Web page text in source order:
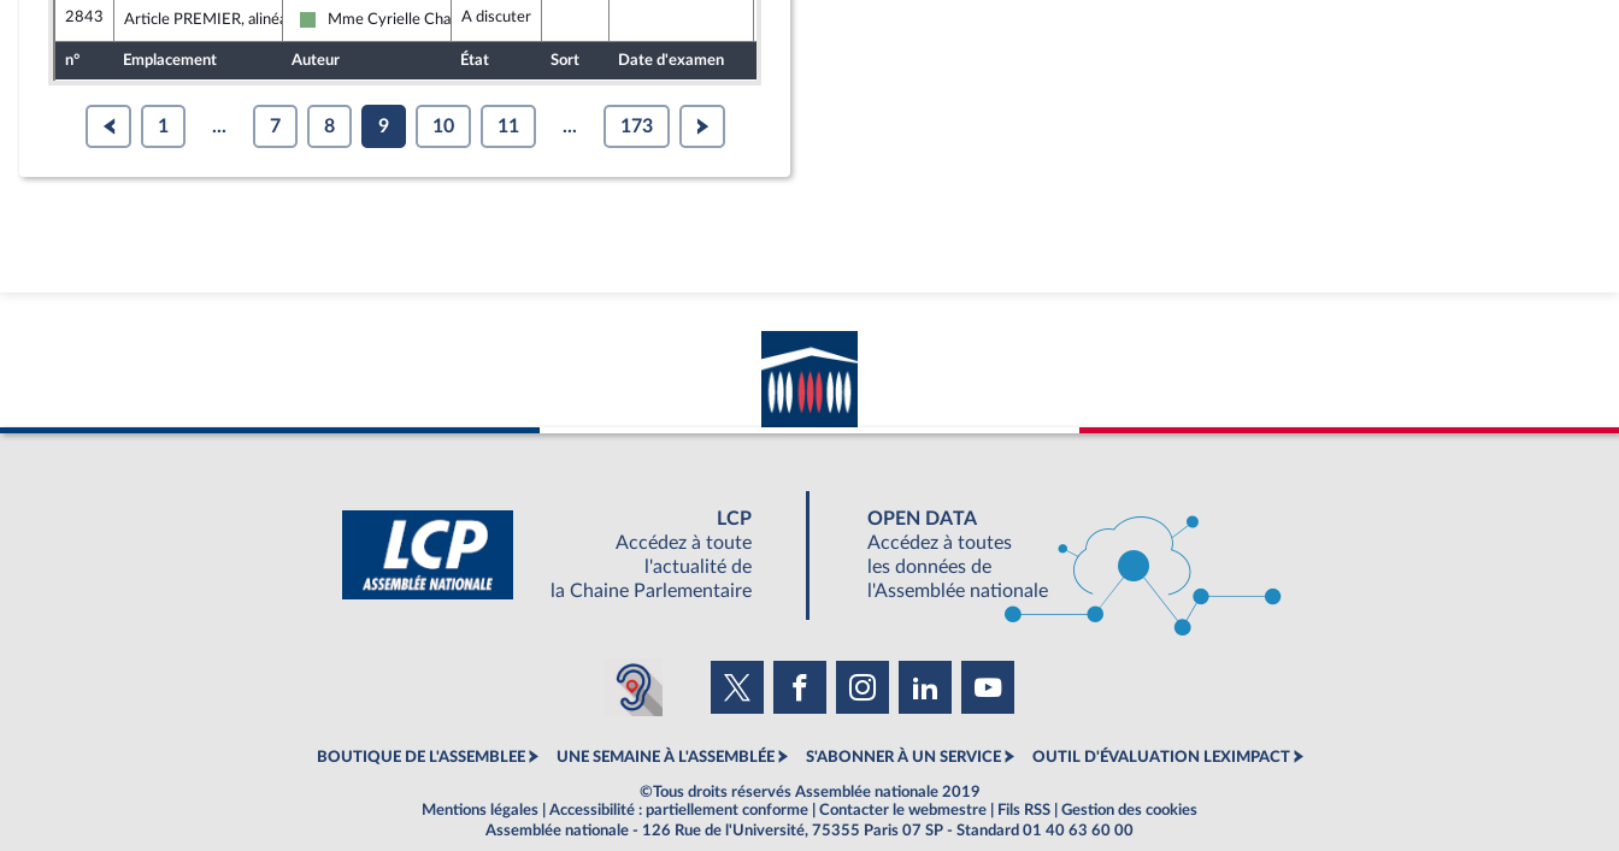
2843 Article PREMIER, alinéa 33
Écologiste et Social
Mme Cyrielle ChatelainA discuter
n° Emplacement Auteur État Sort Date d'examen
1 ... 7 8 9 10 11 ... 173
LCP
Accédez à toute
l'actualité de
la Chaine Parlementaire
OPEN DATA
Accédez à toutes
les données de
l'Assemblée nationale
BOUTIQUE DE L'ASSEMBLEE UNE SEMAINE À L'ASSEMBLÉE S'ABONNER À UN SERVICE OUTIL D'ÉVALUATION LEXIMPACT
©Tous droits réservés Assemblée nationale 2019
Mentions légales
Accessibilité : partiellement conforme Contacter le webmestre Fils RSS
Gestion des cookies
Assemblée nationale - 126 Rue de l'Université, 75355 Paris 07 SP - Standard 01 40 63 60 00